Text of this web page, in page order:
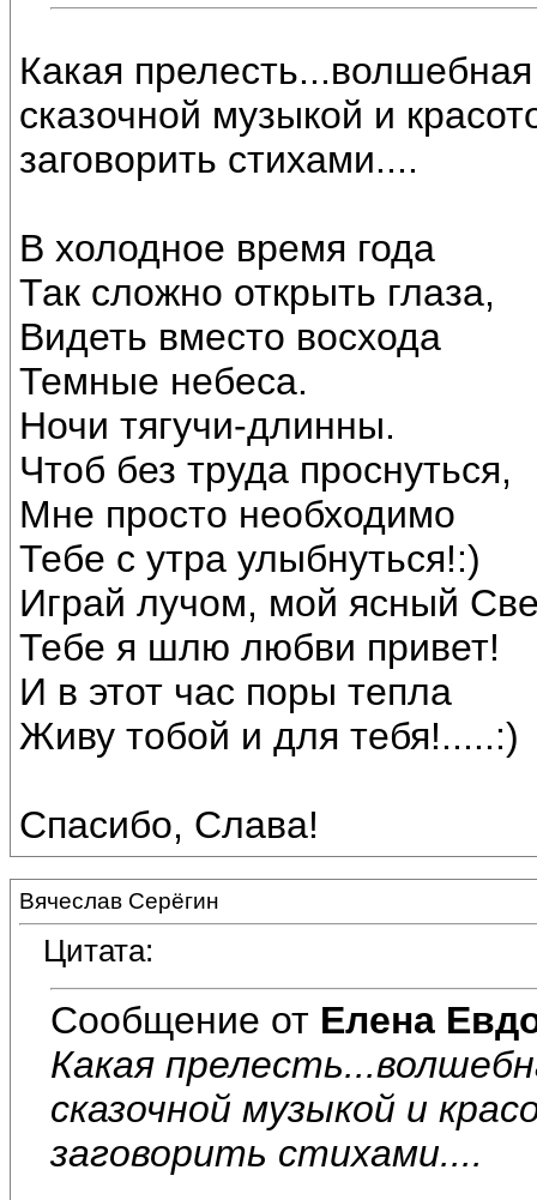
Какая
сказочной музыкой и
заговорить стихами....
В холодное время года
Так сложно открыть глаза,
Видеть вместо восхода
Темные небеса.
Ночи тягучи-длинны.
Чтоб без труда проснуться,
Мне просто необходимо
Тебе с утра улыбнуться!:)
Играй лучом, мой ясный
Тебе я шлю любви привет!
И в этот час поры тепла
Живу тобой и для тебя!.....:)
Спасибо, Слава!
Вячеслав Серёгин
Цитата:
Сообщение от Елена
Какая
сказочной музыкой и
заговорить стихами....